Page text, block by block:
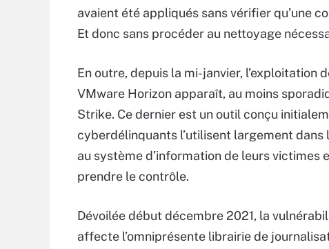
avaient été appliqués sans vérifier qu’une
Et donc sans procéder au nettoyage
En outre, depuis la mi-janvier,
VMware Horizon apparaît, au moins
Strike. Ce dernier est un outil conçu
cyberdélinquants l’utilisent largement
au système d’information de leurs victimes
prendre le contrôle.
Dévoilée début décembre 2021, la
affecte l’omniprésente librairie de